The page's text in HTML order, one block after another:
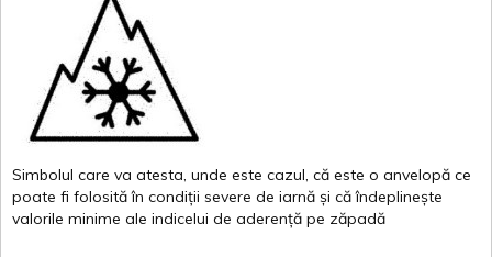
Simbolul care va atesta unde este cazul că este o anvelopă ce
poate fi folosită în condiții severe de iarnă și că îndeplinește
valorile minime ale indicelui de aderență pe zăpadă